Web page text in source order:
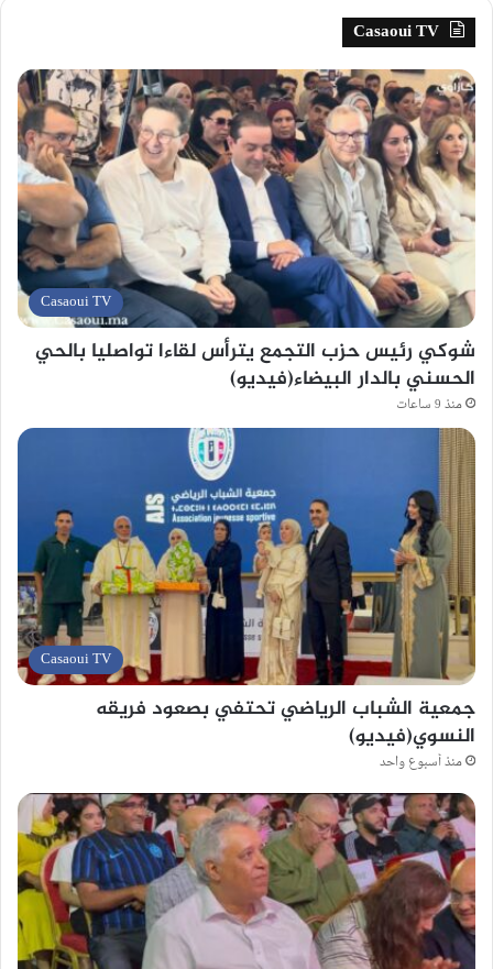
Casaoui TV
Casaoui TV
شوكي رئيس حزب التجمع يترأس لقاءا تواصليا بالحي
الحسني بالدار البيضاء(فيديو)
منذ 9 ساعات
Casaoui TV
جمعية الشباب الرياضي تحتفي بصعود فريقه
النسوي(فيديو)
منذ أسبوع واحد